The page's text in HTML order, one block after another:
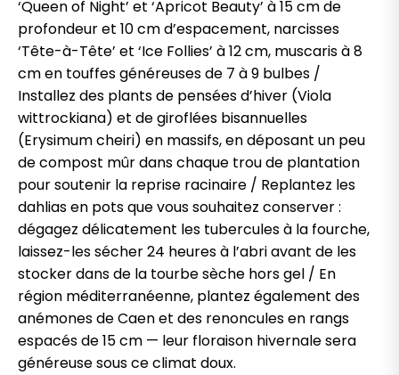
‘Queen of Night’ et ‘Apricot Beauty’ à 15 cm de
profondeur et 10 cm d’espacement, narcisses
‘Tête-à-Tête’ et ‘Ice Follies’ à 12 cm, muscaris à 8
cm en touffes généreuses de 7 à 9 bulbes /
Installez des plants de pensées d’hiver (Viola
wittrockiana) et de giroflées bisannuelles
(Erysimum cheiri) en massifs, en déposant un peu
de compost mûr dans chaque trou de plantation
pour soutenir la reprise racinaire / Replantez les
dahlias en pots que vous souhaitez conserver :
dégagez délicatement les tubercules à la fourche,
laissez-les sécher 24 heures à l’abri avant de les
stocker dans de la tourbe sèche hors gel / En
région méditerranéenne, plantez également des
anémones de Caen et des renoncules en rangs
espacés de 15 cm — leur floraison hivernale sera
généreuse sous ce climat doux.